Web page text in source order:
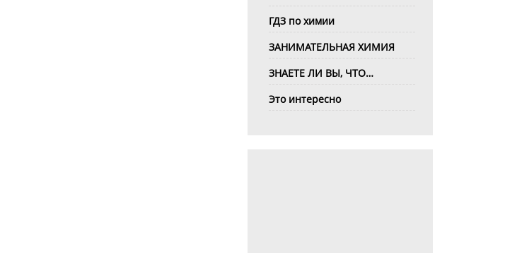
ГДЗ по химии
ЗАНИМАТЕЛЬНАЯ ХИМИЯ
ЗНАЕТЕ ЛИ ВЫ, ЧТО…
Это интересно